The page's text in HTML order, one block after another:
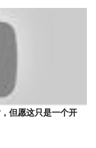
但愿这只是一个开